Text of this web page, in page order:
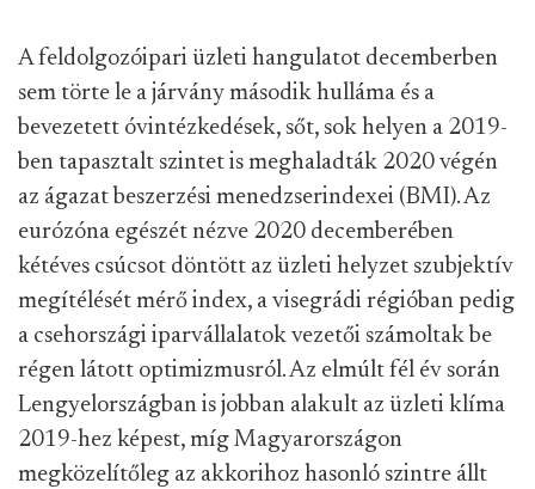
A feldolgozóipari üzleti hangulatot decemberben
sem törte le a járvány második hulláma és a
bevezetett óvintézkedések, sőt, sok helyen a 2019-
ben tapasztalt szintet is meghaladták 2020 végén
az ágazat beszerzési menedzserindexei (BMI). Az
eurózóna egészét nézve 2020 decemberében
kétéves csúcsot döntött az üzleti helyzet szubjektív
megítélését mérő index, a visegrádi régióban pedig
a csehországi iparvállalatok vezetői számoltak be
régen látott optimizmusról. Az elmúlt fél év során
Lengyelországban is jobban alakult az üzleti klíma
2019-hez képest, míg Magyarországon
megközelítőleg az akkorihoz hasonló szintre állt